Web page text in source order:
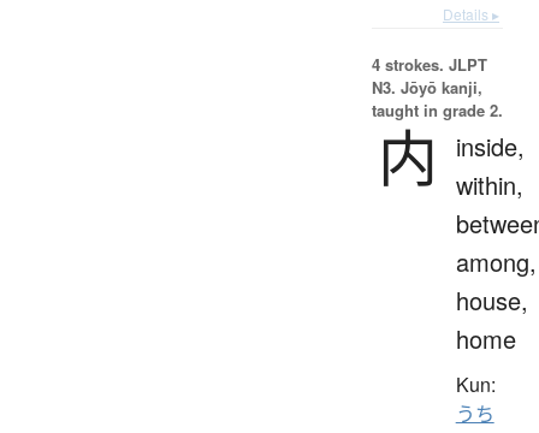
Details ▸
4 strokes. JLPT
N3. Jōyō kanji,
taught in grade 2.
内
inside,
within,
among,
house,
home
Kun:
うち